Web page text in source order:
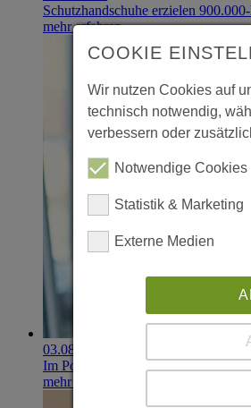
Schutzhandschuhe erzielen
mehr erfahren
03.08.2026
Im Portfolio: Iset Telecom, IT für
mehr erfahren
COOKIE
Wir nutzen Cookies auf
technisch notwendig,
verbessern oder
Notwendige Cookies
Statistik & Marketing
Externe Medien